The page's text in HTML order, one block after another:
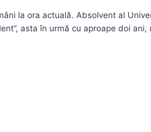
la ora actuală. Absolvent al
asta în urmă cu aproape doi